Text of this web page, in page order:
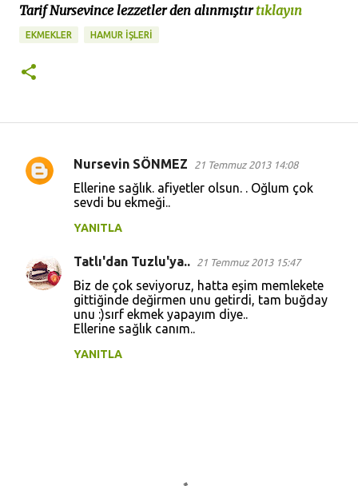
Tarif Nursevince lezzetler den alınmıştırtıklayın
EKMEKLER HAMUR İŞLERİ
Y
m
l
Nursevin SÖNMEZ 21 Temmuz 2013 14:08
Ellerine sağlık. afiyetler olsun. . Oğlum çok
sevdi bu ekmeği..
YANITLA
Tatlı'dan Tuzlu'ya.. 21 Temmuz 2013 15:47
Biz de çok seviyoruz, hatta eşim memlekete
gittiğinde değirmen unu getirdi, tam buğday
unu :)sırf ekmek yapayım diye..
Ellerine sağlık canım..
YANITLA